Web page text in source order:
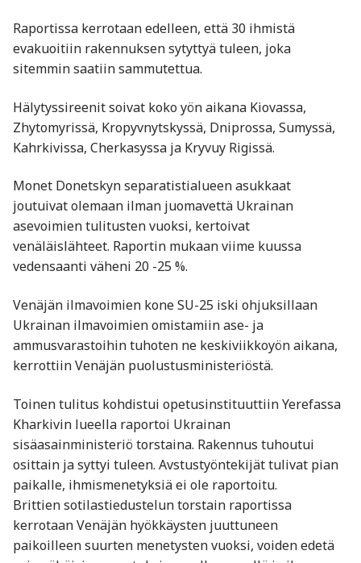
Raportissa kerrotaan edelleen, että 30 ihmistä
evakuoitiin rakennuksen sytyttyä tuleen, joka
sitemmin saatiin sammutettua.
Hälytyssireenit soivat koko yön aikana Kiovassa,
Zhytomyrissä, Kropyvnytskyssä, Dniprossa, Sumyssä,
Kahrkivissa, Cherkasyssa ja Kryvuy Rigissä.
Monet Donetskyn separatistialueen asukkaat
joutuivat olemaan ilman juomavettä Ukrainan
asevoimien tulitusten vuoksi, kertoivat
venäläislähteet. Raportin mukaan viime kuussa
vedensaanti väheni 20 -25 %.
Venäjän ilmavoimien kone SU-25 iski ohjuksillaan
Ukrainan ilmavoimien omistamiin ase- ja
ammusvarastoihin tuhoten ne keskiviikkoyön aikana,
kerrottiin Venäjän puolustusministeriöstä.
Toinen tulitus kohdistui opetusinstituuttiin Yerefassa
Kharkivin lueella raportoi Ukrainan
sisäasainministeriö torstaina. Rakennus tuhoutui
osittain ja syttyi tuleen. Avstustyöntekijät tulivat pian
paikalle, ihmismenetyksiä ei ole raportoitu.
Brittien sotilastiedustelun torstain raportissa
kerrotaan Venäjän hyökkäysten juuttuneen
paikoilleen suurten menetysten vuoksi, voiden edetä